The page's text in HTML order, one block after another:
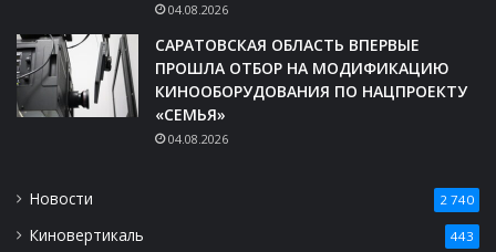
04.08.2026
САРАТОВСКАЯ ОБЛАСТЬ ВПЕРВЫЕ
ПРОШЛА ОТБОР НА МОДИФИКАЦИЮ
КИНООБОРУДОВАНИЯ ПО НАЦПРОЕКТУ
«СЕМЬЯ»
04.08.2026
Новости 2 740
Киновертикаль 443